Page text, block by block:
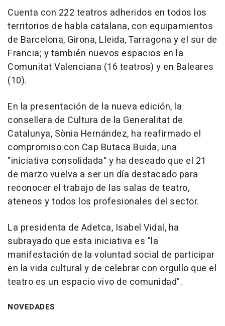
Cuenta con 222 teatros adheridos en todos los
territorios de habla catalana, con equipamientos
de Barcelona, Girona, Lleida, Tarragona y el sur de
Francia; y también nuevos espacios en la
Comunitat Valenciana (16 teatros) y en Baleares
(10).
En la presentación de la nueva edición, la
consellera de Cultura de la Generalitat de
Catalunya, Sònia Hernández, ha reafirmado el
compromiso con Cap Butaca Buida, una
"iniciativa consolidada" y ha deseado que el 21
de marzo vuelva a ser un día destacado para
reconocer el trabajo de las salas de teatro,
ateneos y todos los profesionales del sector.
La presidenta de Adetca, Isabel Vidal, ha
subrayado que esta iniciativa es "la
manifestación de la voluntad social de participar
en la vida cultural y de celebrar con orgullo que el
teatro es un espacio vivo de comunidad".
NOVEDADES